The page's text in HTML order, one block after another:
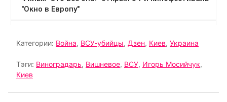
Категории: Война, ВСУ-убийцы, Дзен, Киев, Украина
Тэги: Виноградарь, Вишневое, ВСУ, Игорь Мосийчук,
Киев